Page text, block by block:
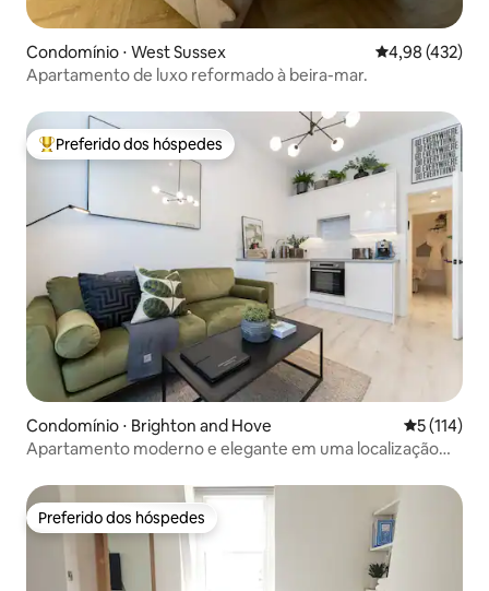
Condomínio ⋅ West Sussex 4,98 de uma
4,98 (432)
Apartamento de luxo reformado à beira-mar.
Entre os melhores preferidos dos hóspedes
Preferido dos hóspedes
Condomínio ⋅ Brighton and Hove 5 de uma
5 (114)
Apartamento moderno e elegante em uma localização
Preferido dos hóspedes
Preferido dos hóspedes